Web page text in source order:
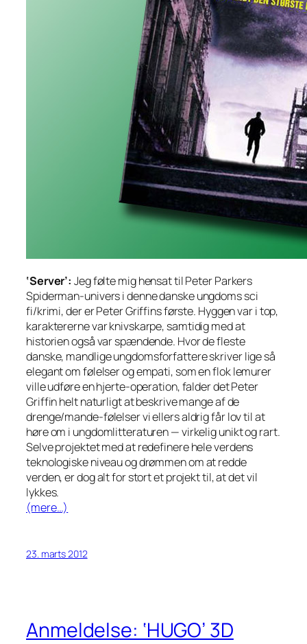
‘Server’: Jeg følte mig hensat til Peter Parkers
Spiderman-univers i denne danske ungdoms sci
fi/krimi, der er Peter Griffins første. Hyggen var i top,
karaktererne var knivskarpe, samtidig med at
historien også var spændende. Hvor de fleste
danske, mandlige ungdomsforfattere skriver lige så
elegant om følelser og empati, som en flok lemurer
ville udføre en hjerte-operation, falder det Peter
Griffin helt naturligt at beskrive mange af de
drenge/mande-følelser vi ellers aldrig får lov til at
høre om i ungdomlitteraturen — virkelig unikt og rart.
Selve projektet med at redefinere hele verdens
teknologiske niveau og drømmen om at redde
verden, er dog alt for stort et projekt til, at det vil
lykkes.
(mere…)
23. marts 2012
Anmeldelse: ‘HUGO’ 3D